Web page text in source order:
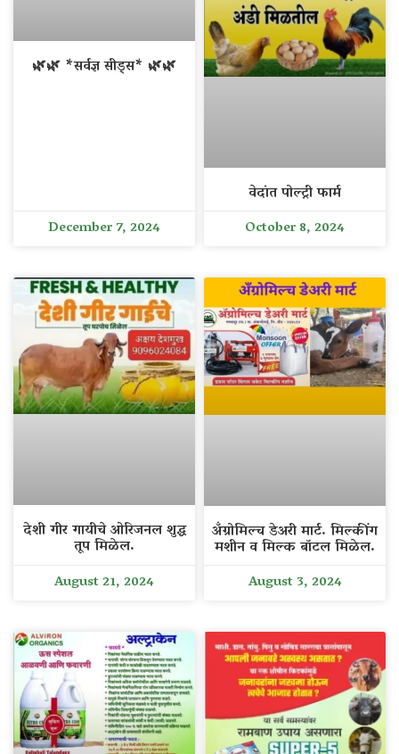
🌿🌿 *सर्वज्ञ सीड्स* 🌿🌿
December 7, 2024
वेदांत पोल्ट्री फार्म
October 8, 2024
देशी गीर गायीचे ओरिजनल शुद्ध
तूप मिळेल.
August 21, 2024
अँग्रोमिल्च डेअरी मार्ट. मिल्कींग
मशीन व मिल्क बॉटल मिळेल.
August 3, 2024